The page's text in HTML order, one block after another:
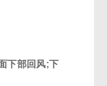
下部回风;下